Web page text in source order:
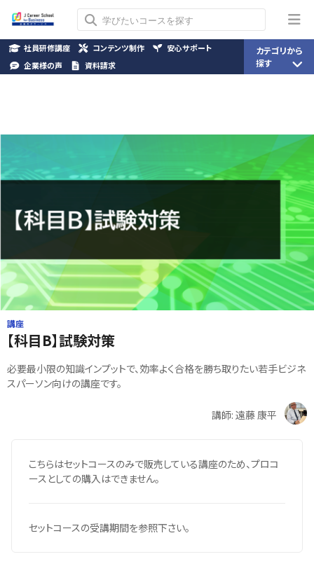
講座
【科目B】試験対策
必要最小限の知識インプットで、効率よく合格を勝ち取りたい若手ビジネ
スパーソン向けの講座です。
講師: 遠藤 康平
こちらはセットコースのみで販売している講座のため、プロコ
ースとしての購入はできません。
セットコースの受講期間を参照下さい。
社員研修講座 コンテンツ制作
安心サポート
企業様の声
資料請求
カテゴリから
探す